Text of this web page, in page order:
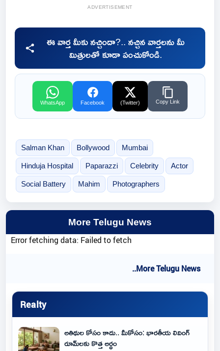
ADVERTISEMENT
ఈ వార్త మీకు నచ్చిందా?.. నచ్చిన వార్తలను మీ
మిత్రులతో కూడా పంచుకోండి.
WhatsApp Facebook (Twitter) Copy Link
Salman Khan Bollywood Mumbai
Hinduja Hospital Paparazzi Celebrity Actor
Social Battery Mahim Photographers
More Telugu News
Error fetching data: Failed to fetch
..More Telugu News
Realty
అతిథుల కోసం కాదు.. మీకోసం: భారతీయ లివింగ్
రూమ్‌లకు కొత్త అర్థం